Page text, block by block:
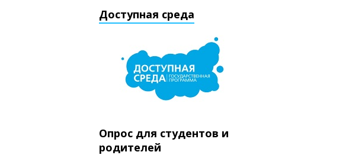
Доступная среда
Опрос для студентов и
родителей